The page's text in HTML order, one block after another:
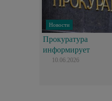
Новости
Прокуратура
информирует
10.06.2026